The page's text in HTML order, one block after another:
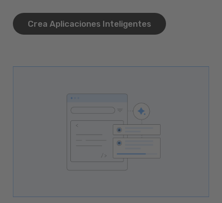
Crea Aplicaciones Inteligentes